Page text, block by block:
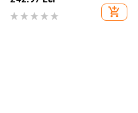
add_shopping_cart